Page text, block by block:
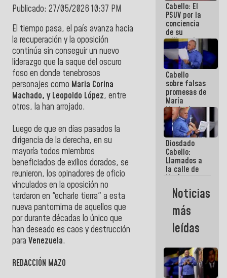
Publicado: 27/05/2026 10:37 PM
El tiempo pasa, el país avanza hacia
la recuperación y la oposición
continúa sin conseguir un nuevo
liderazgo que la saque del oscuro
foso en donde tenebrosos
personajes como Maria Corina
Machado, y Leopoldo López, entre
otros, la han arrojado.
Luego de que en días pasados la
dirigencia de la derecha, en su
mayoría todos miembros
beneficiados de exilios dorados, se
reunieron, los opinadores de oficio
vinculados en la oposición no
tardaron en "echarle tierra" a esta
nueva pantomima de aquellos que
por durante décadas lo único que
han deseado es caos y destrucción
para Venezuela.
REDACCIÓN MAZO
Cabello: El
PSUV por la
conciencia
de su
militancia
es la
organización
política más
sólida de
Venezuela
Cabello
sobre falsas
promesas de
María
Machado:
¿Quién le
puede creer?
¿Y la gente
que ella iba
a salvar en
La Guaira?
Diosdado
Cabello:
Llamados a
la calle de
María
Machado se
estrellaron
de frente
contra el
Pueblo
Noticias
más
leídas